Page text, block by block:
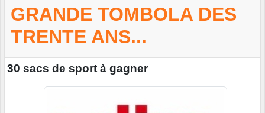
GRANDE TOMBOLA DES
TRENTE ANS...
30 sacs de sport à gagner